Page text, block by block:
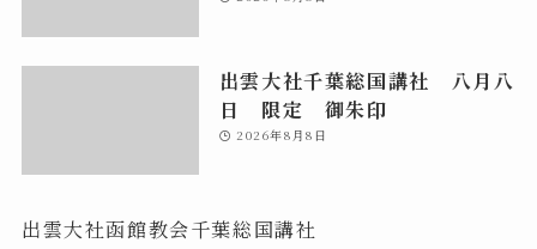
出雲大社千葉総国講社 八月八
日 限定 御朱印
2026年8月8日
出雲大社函館教会千葉総国講社